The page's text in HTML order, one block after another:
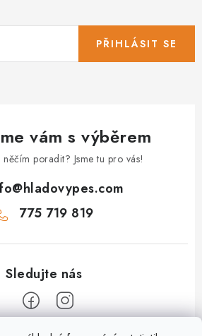
PŘIHLÁSIT SE
vám s výběrem
něčím poradit? Jsme tu pro vás!
@hladovypes.com
775 719 819